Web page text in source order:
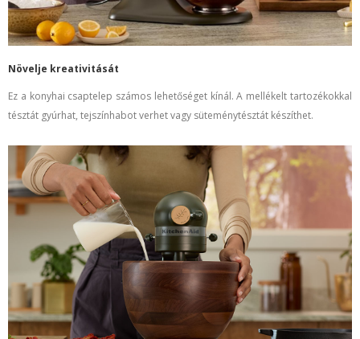
Növelje kreativitását
Ez a konyhai csaptelep számos lehetőséget kínál. A mellékelt tartozékokkal
tésztát gyúrhat, tejszínhabot verhet vagy süteménytésztát készíthet.